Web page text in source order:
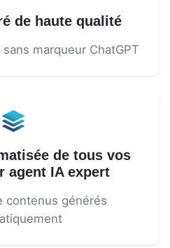
de haute qualité
marqueur ChatGPT
de tous vos
agent IA expert
contenus générés